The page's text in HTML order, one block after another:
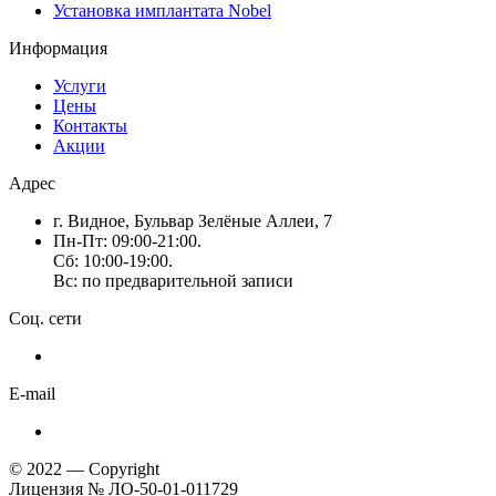
Установка имплантата Nobel
Информация
Услуги
Цены
Контакты
Акции
Адрес
г. Видное, Бульвар Зелёные Аллеи, 7
Пн-Пт: 09:00-21:00.
Сб: 10:00-19:00.
Вс: по предварительной записи
Соц. сети
E-mail
© 2022 — Copyright
Лицензия № ЛО-50-01-011729